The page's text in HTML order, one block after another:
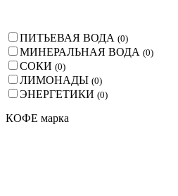
ПИТЬЕВАЯ ВОДА (0)
МИНЕРАЛЬНАЯ ВОДА (0)
СОКИ (0)
ЛИМОНАДЫ (0)
ЭНЕРГЕТИКИ (0)
КОФЕ марка